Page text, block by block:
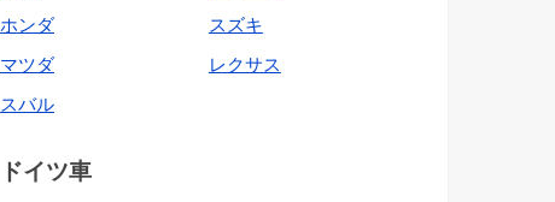
ホンダ
マツダ
スバル
スズキ
レクサス
ドイツ車